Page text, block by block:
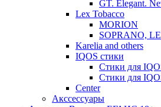
GT. Elegant.
Lex Tobacco
MORION
SOPRANO,
Karelia and others
IQOS стики
Стики для
Стики для
Сenter
Акссессуары